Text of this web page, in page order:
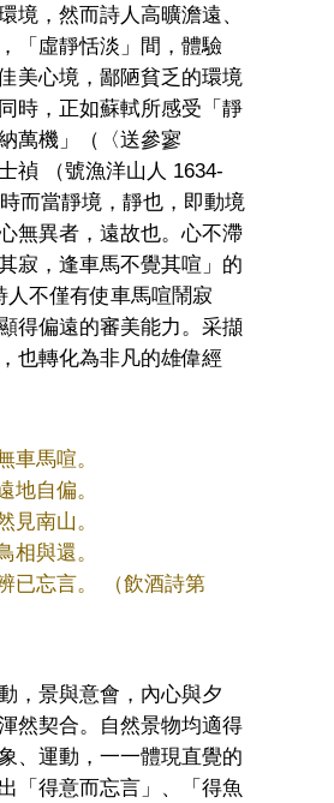
境，然而詩人高曠澹遠、
「虛靜恬淡」間，體驗
美心境，鄙陋貧乏的環境
時，正如蘇軾所感受「靜
萬機」（〈送參寥
禎 （號漁洋山人 1634-
而當靜境，靜也，即動境
無異者，遠故也。心不滯
寂，逢車馬不覺其喧」的
人不僅有使車馬喧鬧寂
得偏遠的審美能力。采擷
也轉化為非凡的雄偉經
車馬喧。
地自偏。
見南山。
相與還。
已忘言。 （飲酒詩第
，景與意會，內心與夕
然契合。自然景物均適得
、運動，一一體現直覺的
「得意而忘言」、「得魚